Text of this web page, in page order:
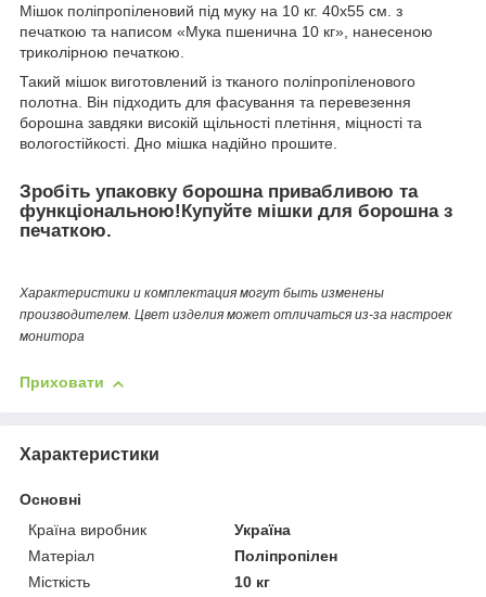
Мішок поліпропіленовий під муку на 10 кг. 40х55 см. з
печаткою та написом «Мука пшенична 10 кг», нанесеною
триколірною печаткою.
Такий мішок виготовлений із тканого поліпропіленового
полотна. Він підходить для фасування та перевезення
борошна завдяки високій щільності плетіння, міцності та
вологостійкості. Дно мішка надійно прошите.
Зробіть упаковку борошна привабливою та
функціональною!Купуйте мішки для борошна з
печаткою.
Характеристики и комплектация могут быть изменены
производителем. Цвет изделия может отличаться из-за настроек
монитора
Приховати
Характеристики
Основні
Країна виробник
Україна
Матеріал
Поліпропілен
Місткість
10 кг